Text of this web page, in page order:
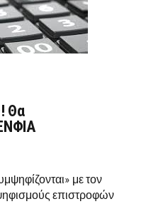
Θα
με τον
επιστροφών